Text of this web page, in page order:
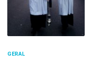
GERAL